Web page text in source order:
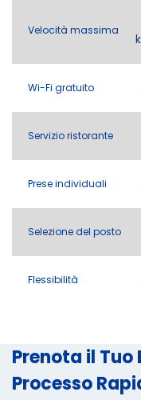
Velocità massima
Wi-Fi gratuito
Servizio ristorante
Prese individuali
Selezione del posto
Flessibilità
Prenota il
Processo